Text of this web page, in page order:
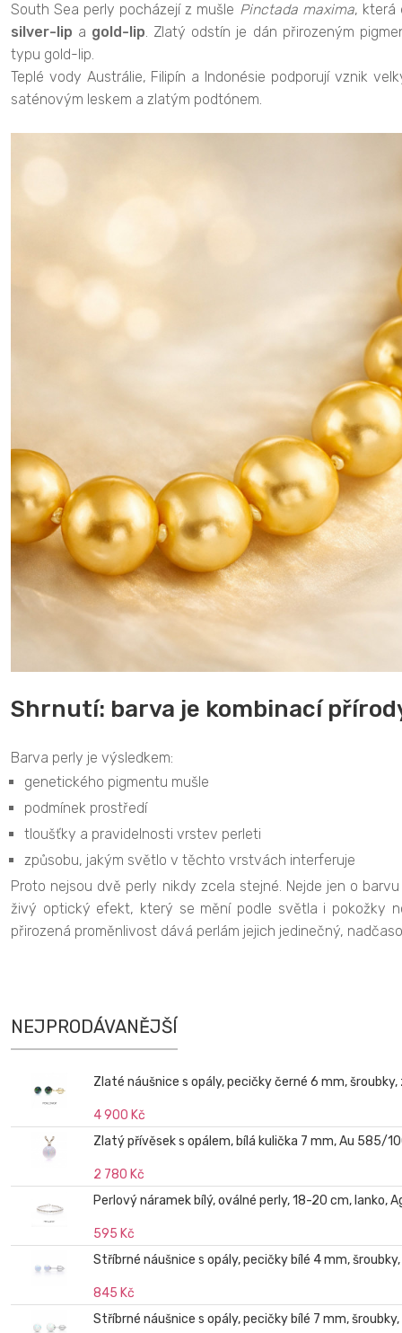
South Sea perly pocházejí z mušle Pinctada maxima, která
silver-lip a gold-lip. Zlatý odstín je dán přirozeným
typu gold-lip.
Teplé vody Austrálie, Filipín a Indonésie podporují vznik
saténovým leskem a zlatým podtónem.
Shrnutí: barva je kombinací
Barva perly je výsledkem:
genetického pigmentu mušle
podmínek prostředí
tloušťky a pravidelnosti vrstev perleti
způsobu, jakým světlo v těchto vrstvách interferuje
Proto nejsou dvě perly nikdy zcela stejné. Nejde jen o
živý optický efekt, který se mění podle světla i pokožky
přirozená proměnlivost dává perlám jejich jedinečný,
NEJPRODÁVANĚJŠÍ
Zlaté náušnice s opály, pecičky černé 6 mm,
4 900 Kč
Zlatý přívěsek s opálem, bílá kulička 7 mm, Au 585/
2 780 Kč
Perlový náramek bílý, oválné perly, 18-20 cm, lanko,
595 Kč
Stříbrné náušnice s opály, pecičky bílé 4 mm,
845 Kč
Stříbrné náušnice s opály, pecičky bílé 7 mm,